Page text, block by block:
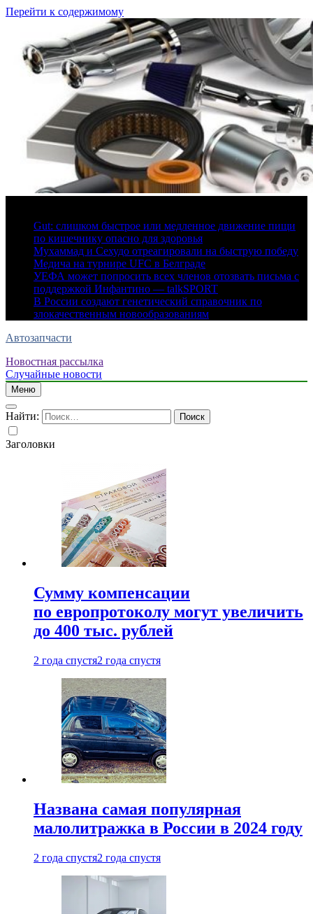
Перейти к содержимому
Gut: слишком быстрое или медленное движение пищи
по кишечнику опасно для здоровья
Мухаммад и Сехудо отреагировали на быструю победу
Медича на турнире UFC в Белграде
УЕФА может попросить всех членов отозвать письма с
поддержкой Инфантино — talkSPORT
В России создают генетический справочник по
злокачественным новообразованиям
Автозапчасти
Новостная рассылка
Случайные новости
Меню
Найти:
Заголовки
Сумму компенсации
по европротоколу могут увеличить
до 400 тыс. рублей
2 года спустя2 года спустя
Названа самая популярная
малолитражка в России в 2024 году
2 года спустя2 года спустя